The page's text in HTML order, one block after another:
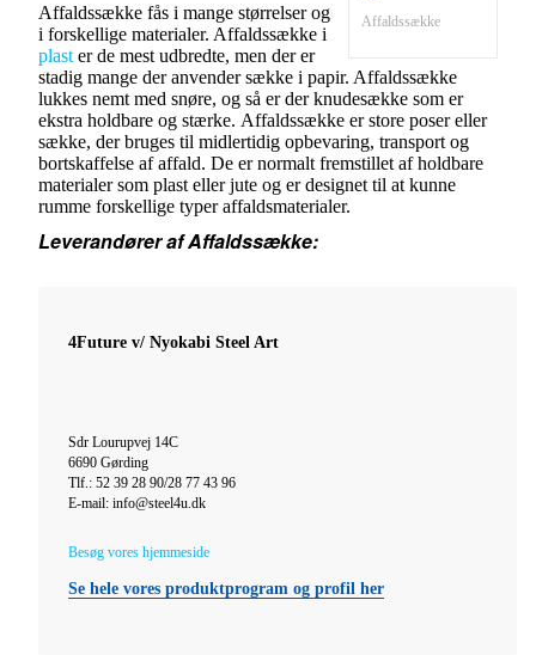
Affaldssække
Affaldssække fås i mange størrelser og
i forskellige materialer. Affaldssække i
plast er de mest udbredte, men der er
stadig mange der anvender sække i papir. Affaldssække
lukkes nemt med snøre, og så er der knudesække som er
ekstra holdbare og stærke. Affaldssække er store poser eller
sække, der bruges til midlertidig opbevaring, transport og
bortskaffelse af affald. De er normalt fremstillet af holdbare
materialer som plast eller jute og er designet til at kunne
rumme forskellige typer affaldsmaterialer.
Leverandører af Affaldssække:
4Future v/ Nyokabi Steel Art
Sdr Lourupvej 14C
6690 Gørding
Tlf.: 52 39 28 90/28 77 43 96
E-mail: info@steel4u.dk
Besøg vores hjemmeside
Se hele vores produktprogram og profil her